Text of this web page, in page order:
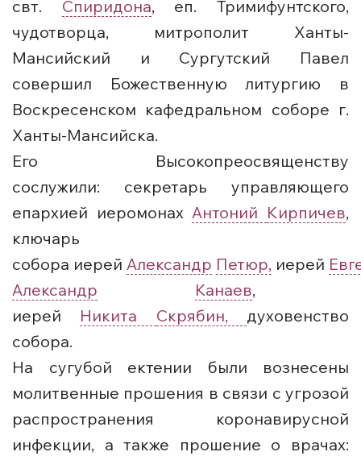
свт. Спиридона, еп. Тримифунтского,
чудотворца, митрополит Ханты-
Мансийский и Сургутский Павел
совершил Божественную литургию в
Воскресенском кафедральном соборе г.
Ханты-Мансийска.
Его Высокопреосвященству
сослужили: секретарь управляющего
епархией иеромонахАнтоний Кирпичев,
ключарь
собора иерей Александр Петюр, иерей
Александр
Канаев,
иерей Никита Скрябин, духовенство
собора.
На сугубой ектении были вознесены
молитвенные прошения в связи с угрозой
распространения коронавирусной
инфекции, а также прошение о врачах: